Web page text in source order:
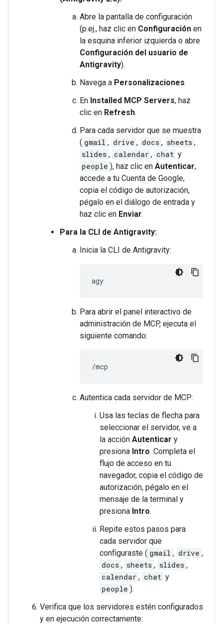
Abre la pantalla de configuración
(p.ej., haz clic en Configuración en
la esquina inferior izquierda o abre
Configuración del usuario de
Antigravity).
Navega a Personalizaciones.
En Installed MCP Servers, haz
clic en Refresh.
Para cada servidor que se muestra
( gmail , drive , docs , sheets ,
slides , calendar , chat y
people ), haz clic en Autenticar,
accede a tu Cuenta de Google,
copia el código de autorización,
pégalo en el diálogo de entrada y
haz clic en Enviar.
Para la CLI de Antigravity:
Inicia la CLI de Antigravity:
Para abrir el panel interactivo de
administración de MCP, ejecuta el
siguiente comando:
Autentica cada servidor de MCP:
Usa las teclas de flecha para
seleccionar el servidor, ve a
la acción Autenticar y
presiona Intro. Completa el
flujo de acceso en tu
navegador, copia el código de
autorización, pégalo en el
mensaje de la terminal y
presiona Intro.
Repite estos pasos para
cada servidor que
configuraste ( gmail , drive ,
docs , sheets , slides ,
calendar , chat y
people ).
Verifica que los servidores estén configurados
y en ejecución correctamente: